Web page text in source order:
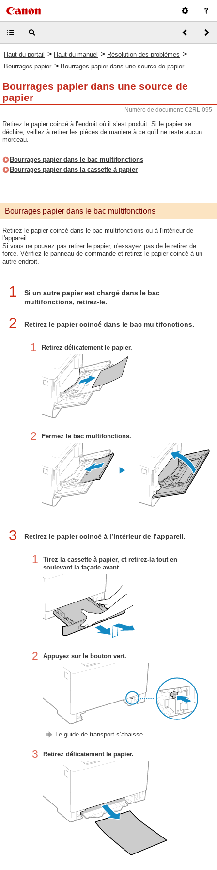
Haut du portail > Haut du manuel > Résolution des problèmes >
Bourrages papier > Bourrages papier dans une source de papier
Bourrages papier dans une source de
papier
Numéro de document: C2RL-095
Retirez le papier coincé à l’endroit où il s’est produit. Si le papier se
déchire, veillez à retirer les pièces de manière à ce qu’il ne reste aucun
morceau.
Bourrages papier dans le bac multifonctions
Bourrages papier dans la cassette à papier
Bourrages papier dans le bac multifonctions
Retirez le papier coincé dans le bac multifonctions ou à l'intérieur de
l'appareil.
Si vous ne pouvez pas retirer le papier, n'essayez pas de le retirer de
force. Vérifiez le panneau de commande et retirez le papier coincé à un
autre endroit.
1
Si un autre papier est chargé dans le bac
multifonctions, retirez-le.
2 Retirez le papier coincé dans le bac multifonctions.
1 Retirez délicatement le papier.
2 Fermez le bac multifonctions.
3 Retirez le papier coincé à l’intérieur de l’appareil.
1
Tirez la cassette à papier, et retirez-la tout en
soulevant la façade avant.
2 Appuyez sur le bouton vert.
Le guide de transport s’abaisse.
3 Retirez délicatement le papier.